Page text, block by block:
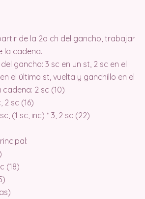
de la 2a ch del gancho, trabajar
la cadena.
gancho: 3 sc en un st, 2 sc en el
el último st, vuelta y ganchillo en el
2 sc (10)
2 sc (16)
(1 sc, inc) * 3, 2 sc (22)
(18)